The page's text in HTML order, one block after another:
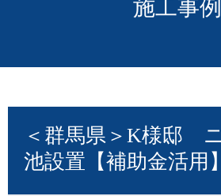
施工事例
＜群馬県＞K様邸
池設置【補助金活用】